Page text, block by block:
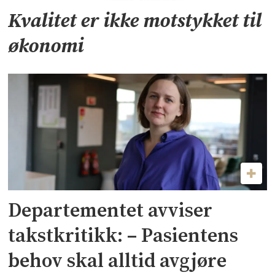
Kvalitet er ikke motstykket til
økonomi
Departementet avviser
takstkritikk: – Pasientens
behov skal alltid avgjøre